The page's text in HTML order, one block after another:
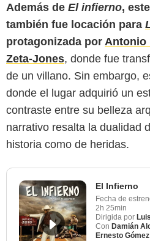
Además de El infierno,
también fue locación para
protagonizada por Antonio
Zeta-Jones, donde fue
de un villano. Sin embargo,
donde el lugar adquirió un
contraste entre su belleza
narrativo resalta la dualidad
historia como de heridas.
El Infierno
Fecha de
2h 25min
Dirigida por
Con Damián
Ernesto